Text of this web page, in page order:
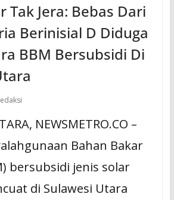
Tak Jera: Bebas Dari
Berinisial D Diduga
BBM Bersubsidi Di
NEWSMETRO.CO –
Bahan Bakar
bersubsidi jenis solar
di Sulawesi Utara